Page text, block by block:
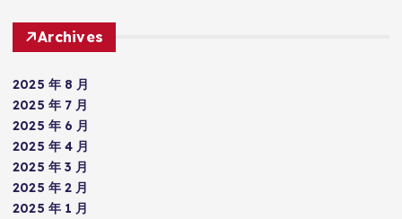
Archives
2025 年 8 月
2025 年 7 月
2025 年 6 月
2025 年 4 月
2025 年 3 月
2025 年 2 月
2025 年 1 月